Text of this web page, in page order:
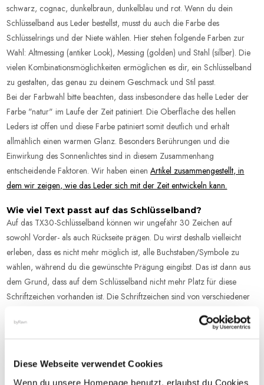
Diese Webseite verwendet Cookies
Wenn du unsere Homepage benutzt, erlaubst du Cookies
schwarz, cognac, dunkelbraun, dunkelblau und rot. Wenn du dein
Schlüsselband aus Leder bestellst, musst du auch die Farbe des
Schlüsselrings und der Niete wählen. Hier stehen folgende Farben zur
Wahl: Altmessing (antiker Look), Messing (golden) und Stahl (silber). Die
vielen Kombinationsmöglichkeiten ermöglichen es dir, ein Schlüsselband
zu gestalten, das genau zu deinem Geschmack und Stil passt.
Bei der Farbwahl bitte beachten, dass insbesondere das helle Leder der
Farbe "natur" im Laufe der Zeit patiniert. Die Oberfläche des hellen
Leders ist offen und diese Farbe patiniert somit deutlich und erhält
allmählich einen warmen Glanz. Besonders Berührungen und die
Einwirkung des Sonnenlichtes sind in diesem Zusammenhang
entscheidende Faktoren. Wir haben einenArtikel zusammengestellt, in
dem wir zeigen, wie das Leder sich mit der Zeit entwickeln kann.
Wie viel Text passt auf das Schlüsselband?
Auf das TX30-Schlüsselband können wir ungefähr 30 Zeichen auf
sowohl Vorder- als auch Rückseite prägen. Du wirst deshalb vielleicht
erleben, dass es nicht mehr möglich ist, alle Buchstaben/Symbole zu
wählen, während du die gewünschte Prägung eingibst. Das ist dann aus
dem Grund, dass auf dem Schlüsselband nicht mehr Platz für diese
Schriftzeichen vorhanden ist. Die Schriftzeichen sind von verschiedener
anzugeben oder wähle auch eine Prägung auf der Rückseite des
dicht an der Niete, jedoch mit etwas Abstand zur Niete.